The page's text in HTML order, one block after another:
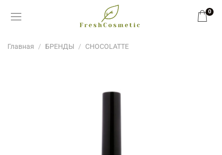
0
Главная БРЕНДЫ CHOCOLATTE